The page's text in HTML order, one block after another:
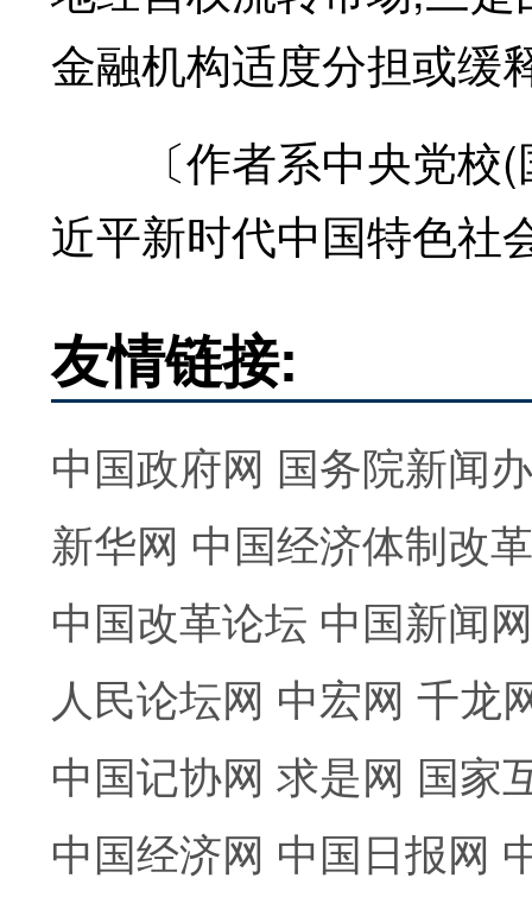
金融机构适度分担或缓
〔作者系中央党校(
近平新时代中国特色社
友情链接:
中国政府网 国务院新闻
新华网 中国经济体制改
中国改革论坛 中国新闻网
人民论坛网 中宏网 千龙
中国记协网 求是网 国家
中国经济网 中国日报网